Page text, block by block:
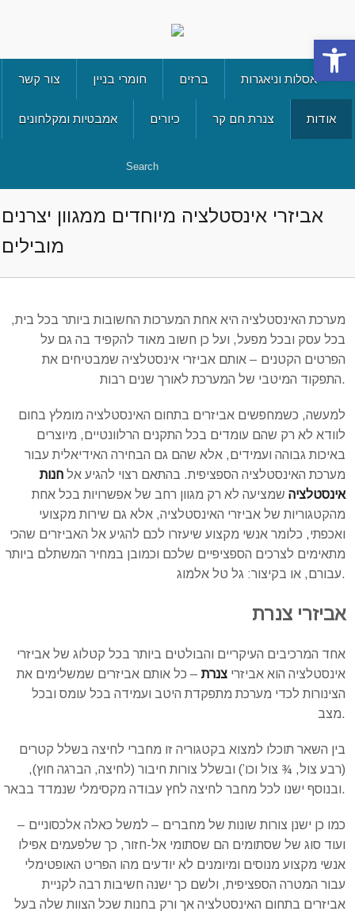
צור קשר חומרי בניין ברזים אסלות וניאגרות
אמבטיות ומקלחונים כיורים צנרת חם קר אודות
אביזרי אינסטלציה מיוחדים ממגוון יצרנים
מובילים
מערכת האינסטלציה היא אחת המערכות החשובות ביותר בכל בית,
בכל עסק ובכל מפעל, ועל כן חשוב מאוד להקפיד בה גם על
הפרטים הקטנים – אותם אביזרי אינסטלציה שמבטיחים את
התפקוד המיטבי של המערכת לאורך שנים רבות.
למעשה, כשמחפשים אביזרים בתחום האינסטלציה מומלץ בחום
לוודא לא רק שהם עומדים בכל התקנים הרלוונטיים, מיוצרים
באיכות גבוהה ועמידים, אלא שהם גם הבחירה האידיאלית עבור
מערכת האינסטלציה הספציפית. בהתאם רצוי להגיע אלחנות
אינסטלציה שמציעה לא רק מגוון רחב של אפשרויות בכל אחת
מהקטגוריות של אביזרי האינסטלציה, אלא גם שירות מקצועי
ואכפתי, כלומר אנשי מקצוע שיעזרו לכם להגיע אל האביזרים שהכי
מתאימים לצרכים הספציפיים שלכם וכמובן במחיר המשתלם ביותר
עבורם, או בקיצור: גל טל אלמוג.
אביזרי צנרת
אחד המרכיבים העיקריים והבולטים ביותר בכל קטלוג של אביזרי
אינסטלציה הוא אביזריצנרת – כל אותם אביזרים שמשלימים את
הצינורות לכדי מערכת מתפקדת היטב ועמידה בכל עומס ובכל
מצב.
בין השאר תוכלו למצוא בקטגוריה זו מחברי לחיצה בשלל קטרים
(רבע צול, ¾ צול וכו’) ובשלל צורות חיבור (לחיצה, הברגה חוץ),
ובנוסף ישנו לכל מחבר לחיצה לחץ עבודה מקסימלי שנמדד בבאר.
כמו כן ישנן צורות שונות של מחברים – למשל כאלה אלכסוניים –
ועוד סוג של שסתומים הם שסתומי אל-חזור, כך שלפעמים אפילו
אנשי מקצוע מנוסים ומיומנים לא יודעים מהו הפריט האופטימלי
עבור המטרה הספציפית, ולשם כך ישנה חשיבות רבה לקניית
אביזרים בתחום האינסטלציה אך ורק בחנות שכל הצוות שלה בעל